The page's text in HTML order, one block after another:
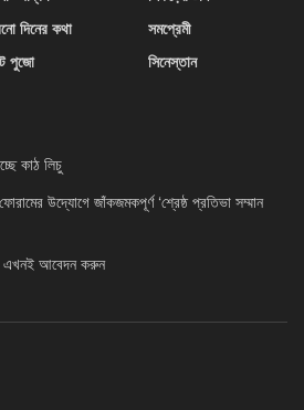
দিনের কথা
পুজো
সমপ্রেমী
সিনেস্তান
কাঠ লিচু
উদ্যোগে জাঁকজমকপূর্ণ ‘শ্রেষ্ঠ প্রতিভা সম্মান
এখনই আবেদন করুন